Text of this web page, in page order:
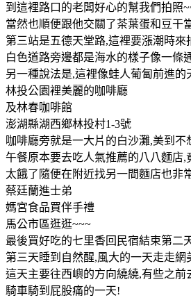
到這裡路口的老闆好心的幫我們拍照
當然也順便跟他交關了茶葉蛋和豆干
第三站是五德天堂路,這裡要漲潮時來
白色道路旁邊都是海水的樣子像一條
另一種說法是,這裡像蛙人葡匐前進的
林投公園裡美麗的咖啡廳
及林春咖啡館
澎湖縣湖西鄉林投村1-3號
咖啡廳旁就是一大片的白沙灘,美到不
午餐原本要去吃人氣推薦的八八麵店,
太餓了隨便在附近找另一間麵店也非
蔡廷蘭進士弟
媽宮食品買伴手禮
馬公市區逛逛~~~
最後買好吃的七里香回民宿結束第二
第三天睡到自然醒,風大的一天走走網
這天主要往西嶼的方向繞繞,有些之前
騎車騎到屁股痛的一天!